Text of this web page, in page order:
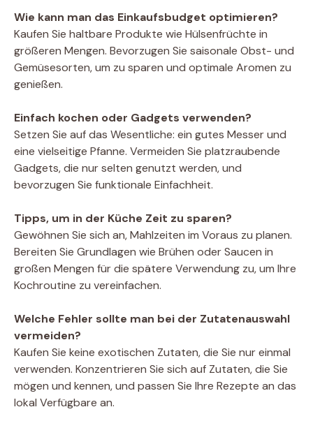
Wie kann man das Einkaufsbudget optimieren?
Kaufen Sie haltbare Produkte wie Hülsenfrüchte in
größeren Mengen. Bevorzugen Sie saisonale Obst- und
Gemüsesorten, um zu sparen und optimale Aromen zu
genießen.
Einfach kochen oder Gadgets verwenden?
Setzen Sie auf das Wesentliche: ein gutes Messer und
eine vielseitige Pfanne. Vermeiden Sie platzraubende
Gadgets, die nur selten genutzt werden, und
bevorzugen Sie funktionale Einfachheit.
Tipps, um in der Küche Zeit zu sparen?
Gewöhnen Sie sich an, Mahlzeiten im Voraus zu planen.
Bereiten Sie Grundlagen wie Brühen oder Saucen in
großen Mengen für die spätere Verwendung zu, um Ihre
Kochroutine zu vereinfachen.
Welche Fehler sollte man bei der Zutatenauswahl
vermeiden?
Kaufen Sie keine exotischen Zutaten, die Sie nur einmal
verwenden. Konzentrieren Sie sich auf Zutaten, die Sie
mögen und kennen, und passen Sie Ihre Rezepte an das
lokal Verfügbare an.